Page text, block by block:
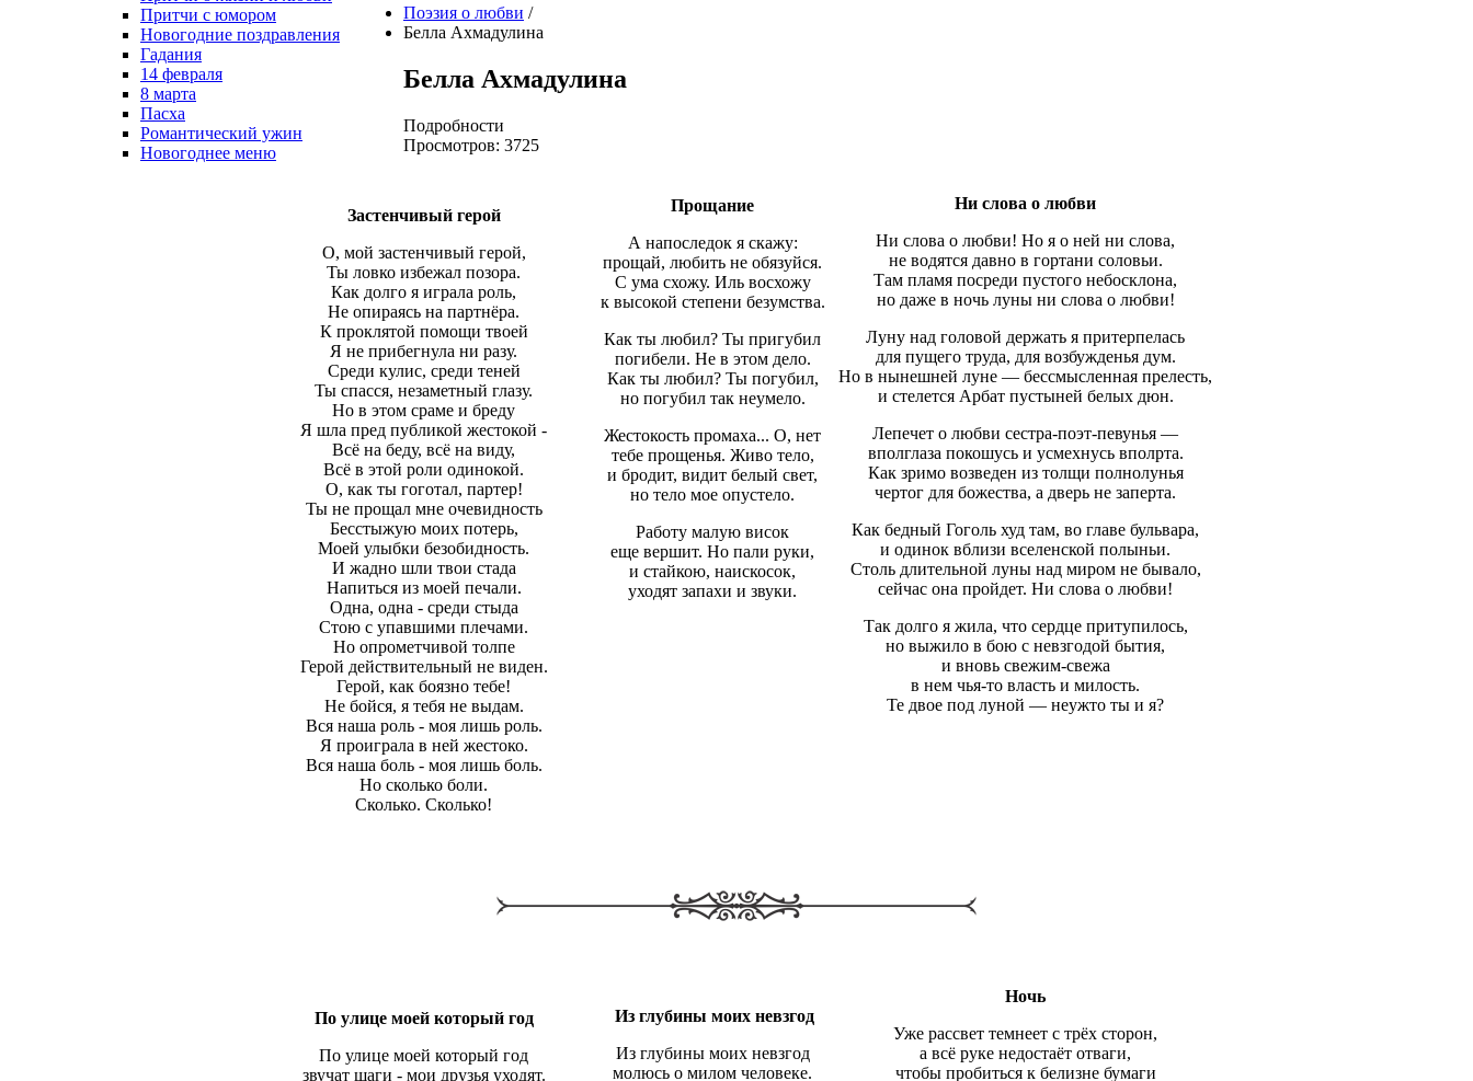
Притчи с юмором
Новогодние поздравления
Гадания
14 февраля
8 марта
Пасха
Романтический ужин
Новогоднее меню
Поэзия о любви /
Белла Ахмадулина
Белла Ахмадулина
Подробности
Просмотров: 3725
Застенчивый герой
О, мой застенчивый герой,
Ты ловко избежал позора.
Как долго я играла роль,
Не опираясь на партнёра.
К проклятой помощи твоей
Я не прибегнула ни разу.
Среди кулис, среди теней
Ты спасся, незаметный глазу.
Но в этом сраме и бреду
Я шла пред публикой жестокой -
Всё на беду, всё на виду,
Всё в этой роли одинокой.
О, как ты гоготал, партер!
Ты не прощал мне очевидность
Бесстыжую моих потерь,
Моей улыбки безобидность.
И жадно шли твои стада
Напиться из моей печали.
Одна, одна - среди стыда
Стою с упавшими плечами.
Но опрометчивой толпе
Герой действительный не виден.
Герой, как боязно тебе!
Не бойся, я тебя не выдам.
Вся наша роль - моя лишь роль.
Я проиграла в ней жестоко.
Вся наша боль - моя лишь боль.
Но сколько боли.
Сколько. Сколько!
Прощание
А напоследок я скажу:
прощай, любить не обязуйся.
С ума схожу. Иль восхожу
к высокой степени безумства.
Как ты любил? Ты пригубил
погибели. Не в этом дело.
Как ты любил? Ты погубил,
но погубил так неумело.
Жестокость промаха... О, нет
тебе прощенья. Живо тело,
и бродит, видит белый свет,
но тело мое опустело.
Работу малую висок
еще вершит. Но пали руки,
и стайкою, наискосок,
уходят запахи и звуки.
Ни слова о любви
Ни слова о любви! Но я о ней ни слова,
не водятся давно в гортани соловьи.
Там пламя посреди пустого небосклона,
но даже в ночь луны ни слова о любви!
Луну над головой держать я притерпелась
для пущего труда, для возбужденья дум.
Но в нынешней луне — бессмысленная прелесть,
и стелется Арбат пустыней белых дюн.
Лепечет о любви сестра-поэт-певунья —
вполглаза покошусь и усмехнусь вполрта.
Как зримо возведен из толщи полнолунья
чертог для божества, а дверь не заперта.
Как бедный Гоголь худ там, во главе бульвара,
и одинок вблизи вселенской полыньи.
Столь длительной луны над миром не бывало,
сейчас она пройдет. Ни слова о любви!
Так долго я жила, что сердце притупилось,
но выжило в бою с невзгодой бытия,
и вновь свежим-свежа
в нем чья-то власть и милость.
Те двое под луной — неужто ты и я?
По улице моей который год
По улице моей который год
звучат шаги - мои друзья уходят.
Из глубины моих невзгод
Из глубины моих невзгод
молюсь о милом человеке.
Ночь
Уже рассвет темнеет с трёх сторон,
а всё руке недостаёт отваги,
чтобы пробиться к белизне бумаги